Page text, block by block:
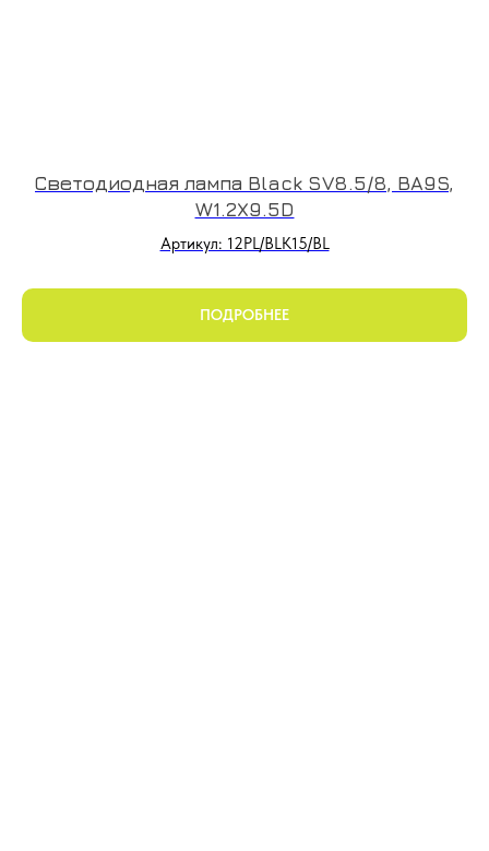
Светодиодная лампа Black SV8.5/8, BA9S,
W1.2X9.5D
Артикул: 12PL/BLK15/BL
ПОДРОБНЕЕ